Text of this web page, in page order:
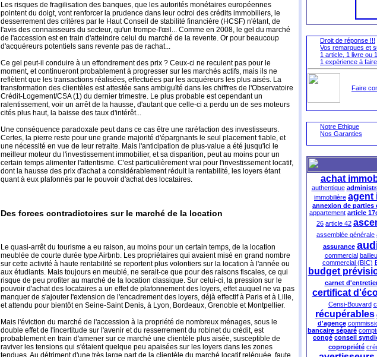
Les risques de fragilisation des banques, que les autorités monétaires européennes
pointent du doigt, vont renforcer la prudence dans leur octroi des crédits immobiliers, le
desserrement des critères par le Haut Conseil de stabilité financière (HCSF) n'étant, de
l'avis des connaisseurs du secteur, qu'un trompe-l'œil... Comme en 2008, le gel du marché
de l'accession est en train d'atteindre celui du marché de la revente. Or pour beaucoup
d'acquéreurs potentiels sans revente pas de rachat...
Ce gel peut-il conduire à un effondrement des prix ? Ceux-ci ne reculent pas pour le
moment, et continueront probablement à progresser sur les marchés actifs, mais ils ne
reflètent que les transactions réalisées, effectuées par les acquéreurs les plus aisés. La
transformation des clientèles est attestée sans ambiguïté dans les chiffres de l'Observatoire
Crédit-Logement/CSA (1) du dernier trimestre. Le plus probable est cependant un
ralentissement, voir un arrêt de la hausse, d'autant que celle-ci a perdu un de ses moteurs
cités plus haut, la baisse des taux d'intérêt...
Une conséquence paradoxale peut dans ce cas être une raréfaction des investisseurs.
Certes, la pierre reste pour une grande majorité d'épargnants le seul placement fiable, et
une nécessité en vue de leur retraite. Mais l'anticipation de plus-value a été jusqu'ici le
meilleur moteur du l'investissement immobilier, et sa disparition, peut au moins pour un
certain temps alimenter l'attentisme. C'est particulièrement vrai pour l'investissement locatif,
dont la hausse des prix d'achat a considérablement réduit la rentabilité, les loyers étant
quant à eux plafonnés par le pouvoir d'achat des locataires.
Des forces contradictoires sur le marché de la location
Le quasi-arrêt du tourisme a eu raison, au moins pour un certain temps, de la location
meublée de courte durée type Airbnb. Les propriétaires qui avaient misé en grand nombre
sur cette activité à haute rentabilité se reportent plus volontiers sur la location à l'année ou
aux étudiants. Mais toujours en meublé, ne serait-ce que pour des raisons fiscales, ce qui
risque de peu profiter au marché de la location classique. Sur celui-ci, la pression sur le
pouvoir d'achat des locataires a un effet de plafonnement des loyers, effet auquel ne va pas
manquer de s'ajouter l'extension de l'encadrement des loyers, déjà effectif à Paris et à Lille,
et attendu pour bientôt en Seine-Saint Denis, à Lyon, Bordeaux, Grenoble et Montpellier.
Mais l'éviction du marché de l'accession à la propriété de nombreux ménages, sous le
double effet de l'incertitude sur l'avenir et du resserrement du robinet du crédit, est
probablement en train d'amener sur ce marché une clientèle plus aisée, susceptible de
raviver les tensions qui s'étaient quelque peu apaisées sur les loyers dans les zones
tendues. Au détriment d'une très large part de la clientèle du marché locatif reléguée, faute
Droit de réponse !!!
Vos remarques et
1 article, 1 livre ou
1 expérience à
Faire
Notre Ethique
Nos Garanties
achat
authentique
immobilière agent
annexion de parties
appartement article
26 article 42
assemblée générale
assurance
commercial
commercial (BIC)
budget
carnet
certificat
Censi-Bouvard
récupérables
d'agence
bancaire séparé
congé conseil
copropriété